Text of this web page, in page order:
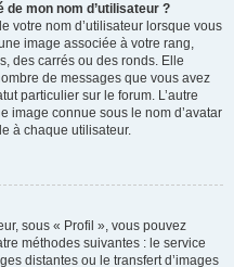
mon nom d’utilisateur ?
votre nom d’utilisateur lorsque vous
image associée à votre rang,
des carrés ou des ronds. Elle
de messages que vous avez
particulier sur le forum. L’autre
image connue sous le nom d’avatar
à chaque utilisateur.
sous « Profil », vous pouvez
méthodes suivantes : le service
distantes ou le transfert d’images